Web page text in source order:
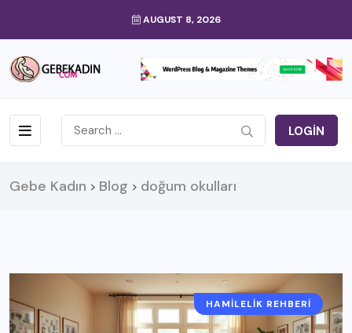
AUGUST 8, 2026
LOGIN
Gebe Kadın > Blog > doğum okulları
HAMILELIK REHBERI